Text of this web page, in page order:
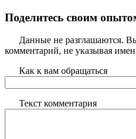
Поделитесь своим
Данные не разглашаются.
комментарий, не указывая
Как к вам обращаться
Текст комментария